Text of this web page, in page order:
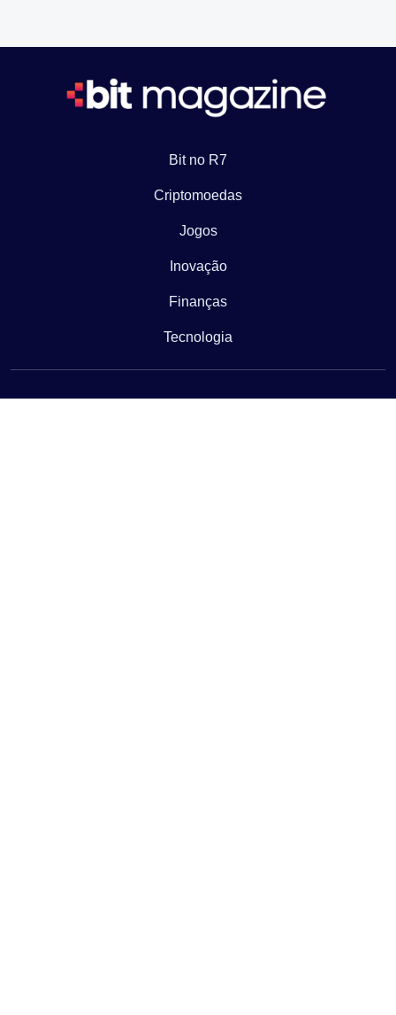
Bit no R7
Criptomoedas
Jogos
Inovação
Finanças
Tecnologia